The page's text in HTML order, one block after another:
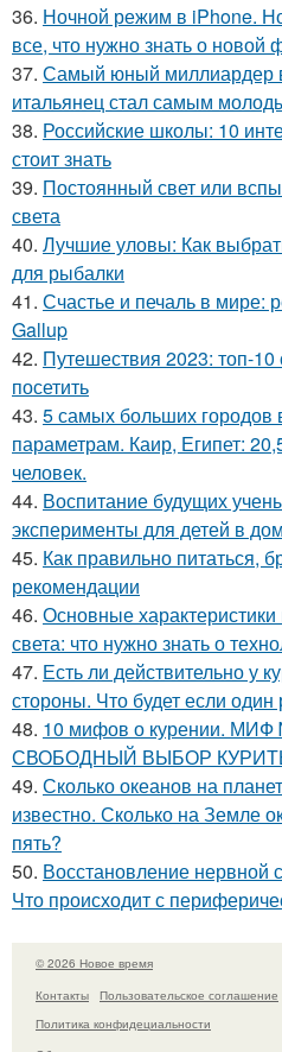
36. Ночной режим в iPhone.
все, что нужно знать о новой
37. Самый юный миллиардер
итальянец стал самым
38. Российские школы: 10
стоит знать
39. Постоянный свет или
света
40. Лучшие уловы: Как
для рыбалки
41. Счастье и печаль в мире:
Gallup
42. Путешествия 2023: топ-10
посетить
43. 5 самых больших городов
параметрам. Каир, Египет:
человек.
44. Воспитание будущих
эксперименты для детей в
45. Как правильно питаться,
рекомендации
46. Основные
света: что нужно знать о
47. Есть ли действительно у
стороны. Что будет если один
48. 10 мифов о курении.
СВОБОДНЫЙ ВЫБОР
49. Сколько океанов на
известно. Сколько на Земле
пять?
50. Восстановление нервной
Что происходит с
© 2026 Новое время
Контакты
Пользовательское соглашение
Политика конфидециальности